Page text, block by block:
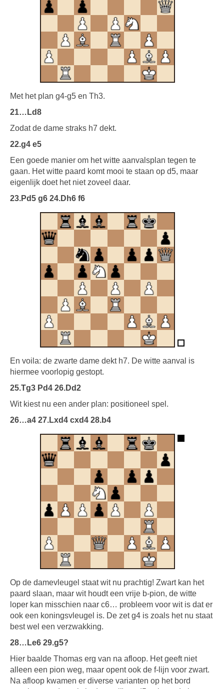
Met het plan g4-g5 en Th3.
21…Ld8
Zodat de dame straks h7 dekt.
22.g4 e5
Een goede manier om het witte aanvalsplan tegen te
gaan. Het witte paard komt mooi te staan op d5, maar
eigenlijk doet het niet zoveel daar.
23.Pd5 g6 24.Dh6 f6
En voila: de zwarte dame dekt h7. De witte aanval is
hiermee voorlopig gestopt.
25.Tg3 Pd4 26.Dd2
Wit kiest nu een ander plan: positioneel spel.
26…a4 27.Lxd4 cxd4 28.b4
Op de damevleugel staat wit nu prachtig! Zwart kan het
paard slaan, maar wit houdt een vrije b-pion, de witte
loper kan misschien naar c6… probleem voor wit is dat er
ook een koningsvleugel is. De zet g4 is zoals het nu staat
best wel een verzwakking.
28…Le6 29.g5?
Hier baalde Thomas erg van na afloop. Het geeft niet
alleen een pion weg, maar opent ook de f-lijn voor zwart.
Na afloop kwamen er diverse varianten op het bord